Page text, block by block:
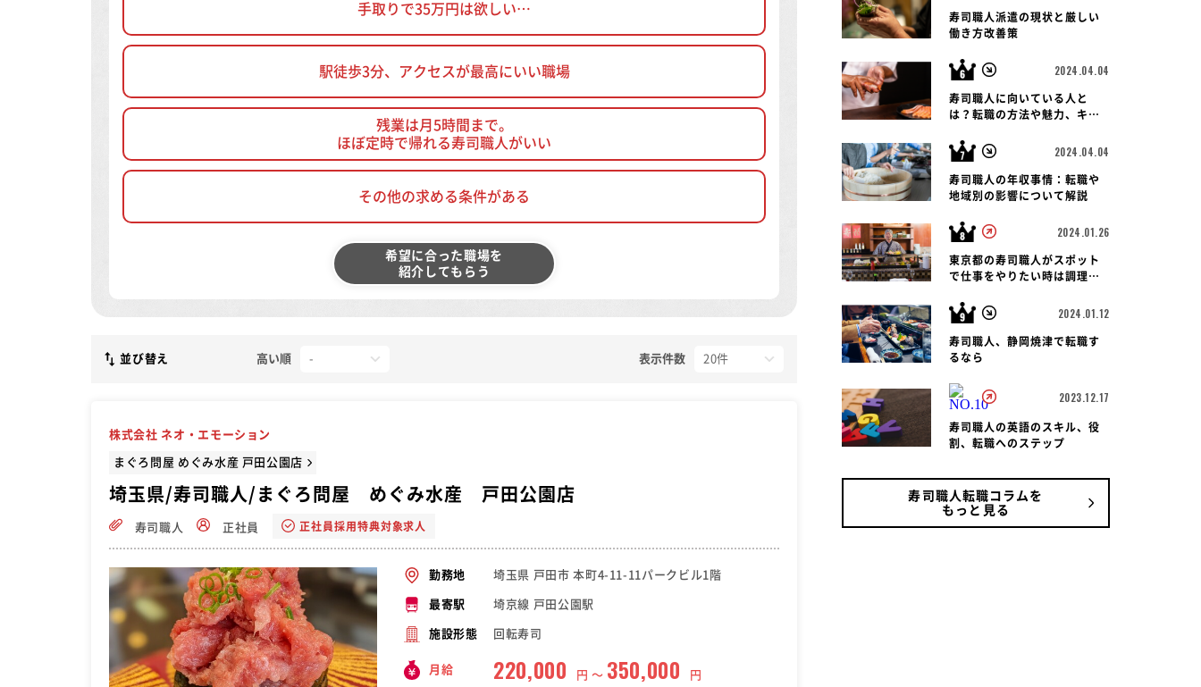
手取りで35万円は欲しい…
駅徒歩3分、アクセスが最高にいい職場
残業は月5時間まで。
ほぼ定時で帰れる寿司職人がいい
その他の求める条件がある
希望に合った職場を
紹介してもらう
並び替え 高い順 表示件数
株式会社 ネオ・エモーション
まぐろ問屋 めぐみ水産 戸田公園店
埼玉県/寿司職人/まぐろ問屋 めぐみ水産 戸田公園店
寿司職人 正社員 正社員採用特典対象求人
勤務地 埼玉県 戸田市 本町4-11-11パークビル1階
最寄駅 埼京線 戸田公園駅
施設形態 回転寿司
月給 220,000 円 〜 350,000 円
寿司職人派遣の現状と厳しい
働き方改善策
2024.04.04
寿司職人に向いている人と
は？転職の方法や魅力、キャ
説！
2024.04.04
寿司職人の年収事情：転職や
地域別の影響について解説
2024.01.26
東京都の寿司職人がスポット
で仕事をやりたい時は調理師
2024.01.12
寿司職人、静岡焼津で転職す
るなら
2023.12.17
寿司職人の英語のスキル、役
割、転職へのステップ
寿司職人転職コラムを
もっと見る